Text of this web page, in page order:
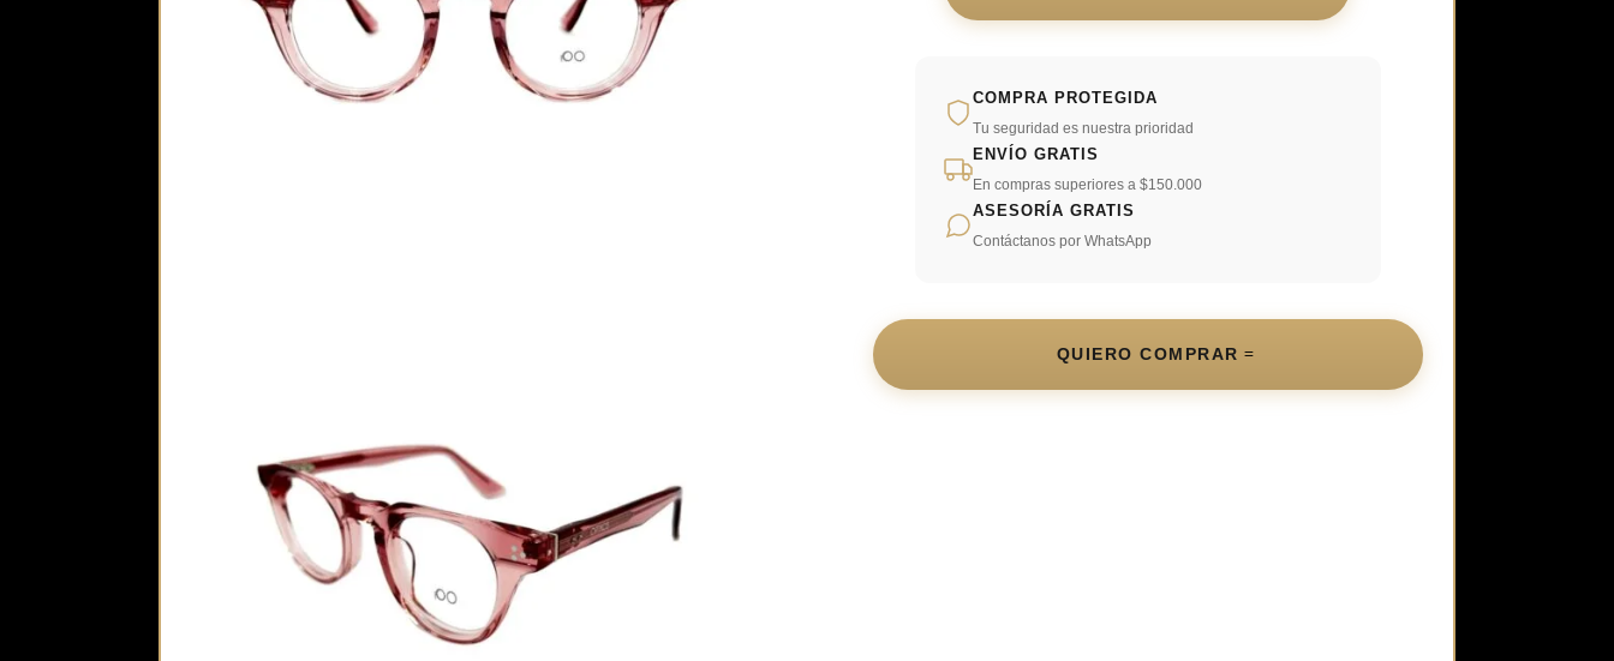
COMPRA PROTEGIDA
Tu seguridad es nuestra prioridad
ENVÍO GRATIS
En compras superiores a $150.000
ASESORÍA GRATIS
Contáctanos por WhatsApp
QUIERO COMPRAR